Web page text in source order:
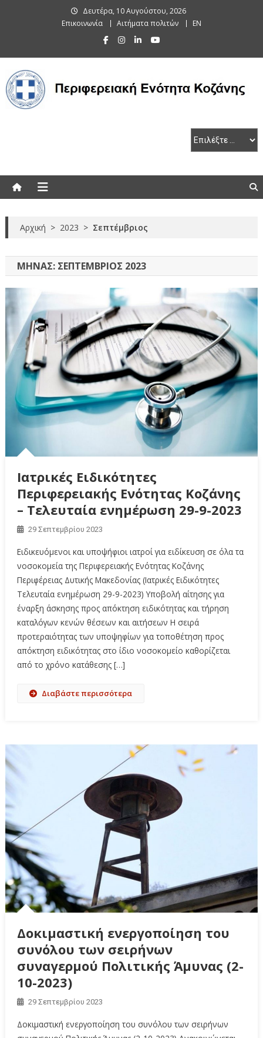
Δευτέρα, 10 Αυγούστου, 2026
Επικοινωνία
Αιτήματα πολιτών EN
Αρχική > 2023 > Σεπτέμβριος
ΜΉΝΑΣ: ΣΕΠΤΈΜΒΡΙΟΣ 2023
Ιατρικές Ειδικότητες
Περιφερειακής Ενότητας Κοζάνης
– Τελευταία ενημέρωση 29-9-2023
29 Σεπτεμβρίου 2023
Ειδικευόμενοι και υποψήφιοι ιατροί για ειδίκευση σε όλα τα
νοσοκομεία της Περιφερειακής Ενότητας Κοζάνης
Περιφέρειας Δυτικής Μακεδονίας (Ιατρικές Ειδικότητες
Τελευταία ενημέρωση 29-9-2023) Υποβολή αίτησης για
έναρξη άσκησης προς απόκτηση ειδικότητας και τήρηση
καταλόγων κενών θέσεων και αιτήσεων Η σειρά
προτεραιότητας των υποψηφίων για τοποθέτηση προς
απόκτηση ειδικότητας στο ίδιο νοσοκομείο καθορίζεται
από το χρόνο κατάθεσης […]
Διαβάστε περισσότερα
Δοκιμαστική ενεργοποίηση του
συνόλου των σειρήνων
συναγερμού Πολιτικής Άμυνας (2-
10-2023)
29 Σεπτεμβρίου 2023
Δοκιμαστική ενεργοποίηση του συνόλου των σειρήνων